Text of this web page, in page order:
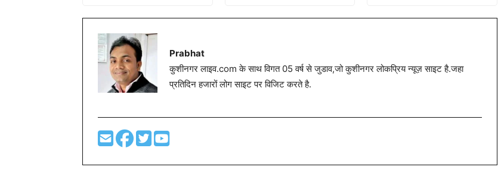
Prabhat
कुशीनगर लाइव.com के साथ विगत 05 वर्ष से जुडाव,जो कुशीनगर लोकप्रिय न्यूज़ साइट है.जहा
प्रतिदिन हजारों लोग साइट पर विजिट करते है.